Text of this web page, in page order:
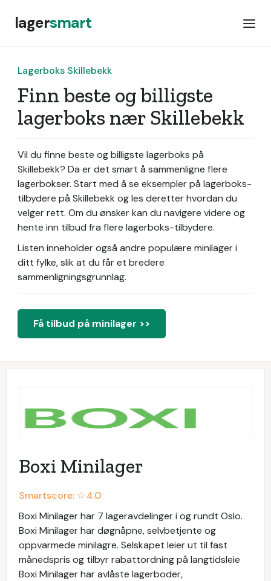
lagersmart
Lagerboks Skillebekk
Finn beste og billigste
lagerboks nær Skillebekk
Vil du finne beste og billigste lagerboks på
Skillebekk? Da er det smart å sammenligne flere
lagerbokser. Start med å se eksempler på lagerboks-
tilbydere på Skillebekk og les deretter hvordan du
velger rett. Om du ønsker kan du navigere videre og
hente inn tilbud fra flere lagerboks-tilbydere.
Listen inneholder også andre populære minilager i
ditt fylke, slik at du får et bredere
sammenligningsgrunnlag.
Få tilbud på minilager >>
Boxi Minilager
Smartscore: ☆4.0
Boxi Minilager har 7 lageravdelinger i og rundt Oslo.
Boxi Minilager har døgnåpne, selvbetjente og
oppvarmede minilagre. Selskapet leier ut til fast
månedspris og tilbyr rabattordning på langtidsleie
Boxi Minilager har avlåste lagerboder,